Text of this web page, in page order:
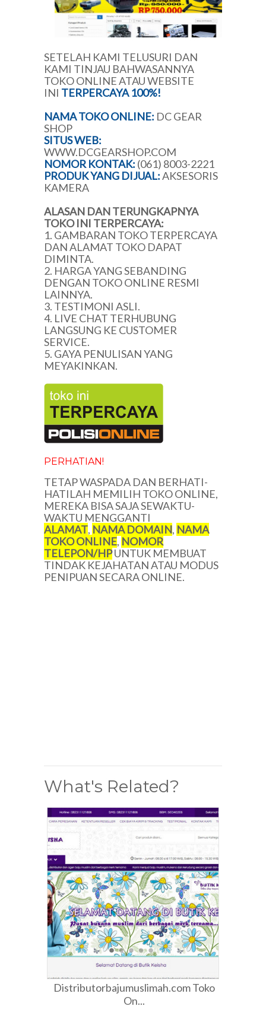
SETELAH KAMI TELUSURI DAN
KAMI TINJAU BAHWASANNYA
TOKO ONLINE ATAU WEBSITE
INI TERPERCAYA 100%!
NAMA TOKO ONLINE: DC GEAR
SHOP
SITUS WEB:
WWW.DCGEARSHOP.COM
NOMOR KONTAK: (061) 8003-2221
PRODUK YANG DIJUAL:AKSESORIS
KAMERA
ALASAN DAN TERUNGKAPNYA
TOKO INI TERPERCAYA:
1. GAMBARAN TOKO TERPERCAYA
DAN ALAMAT TOKO DAPAT
DIMINTA.
2. HARGA YANG SEBANDING
DENGAN TOKO ONLINE RESMI
LAINNYA.
3. TESTIMONI ASLI.
4. LIVE CHAT TERHUBUNG
LANGSUNG KE CUSTOMER
SERVICE.
5. GAYA PENULISAN YANG
MEYAKINKAN.
PERHATIAN!
TETAP WASPADA DAN BERHATI-
HATILAH MEMILIH TOKO ONLINE,
MEREKA BISA SAJA SEWAKTU-
WAKTU MENGGANTI
ALAMAT, NAMA DOMAIN, NAMA
TOKO ONLINE, NOMOR
TELEPON/HPUNTUK MEMBUAT
TINDAK KEJAHATAN ATAU MODUS
PENIPUAN SECARA ONLINE.
What's Related?
Distributorbajumuslimah.com Toko
On...